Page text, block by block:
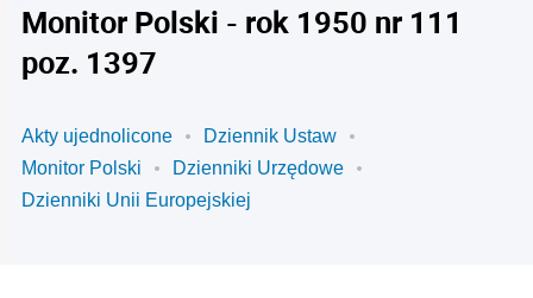
Monitor Polski - rok 1950 nr 111
poz. 1397
Akty ujednolicone
Dziennik Ustaw
Monitor Polski
Dzienniki Urzędowe
Dzienniki Unii Europejskiej